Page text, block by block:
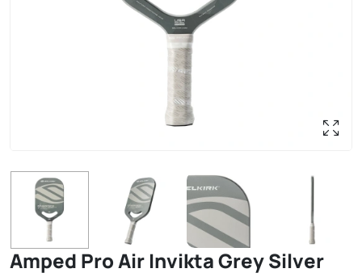
Amped Pro Air Invikta Grey Silver